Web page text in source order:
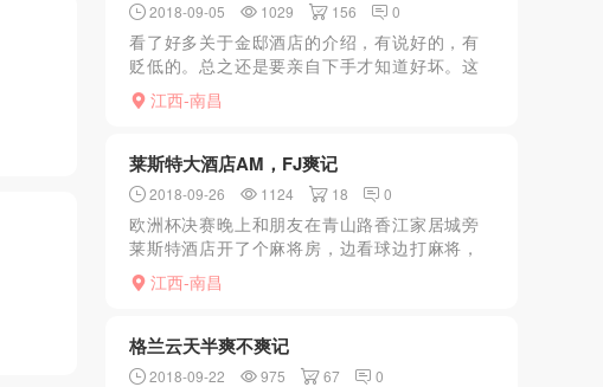
2018-09-05 1029 156 0
看了好多关于金邸酒店的介绍，有说好的，有
贬低的。总之还是要亲自下手才知道好坏。这
天中午没吃午饭就杀过去，马路对面有个叫金
邸烟酒的，买了包烟定定神。看看时间1点整，
江西-南昌
莱斯特大酒店AM，FJ爽记
2018-09-26 1124 18 0
欧洲杯决赛晚上和朋友在青山路香江家居城旁
莱斯特酒店开了个麻将房，边看球边打麻将，
因为人多做梦轮流上，期间看到4楼有足浴
AM，就下去放松放松。问了下情况，本狼不喜
江西-南昌
格兰云天半爽不爽记
2018-09-22 975 67 0